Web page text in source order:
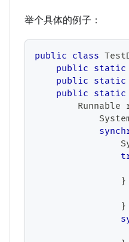
举个具体的例子：
public class
public static
public static
public static
Runnable
}
}